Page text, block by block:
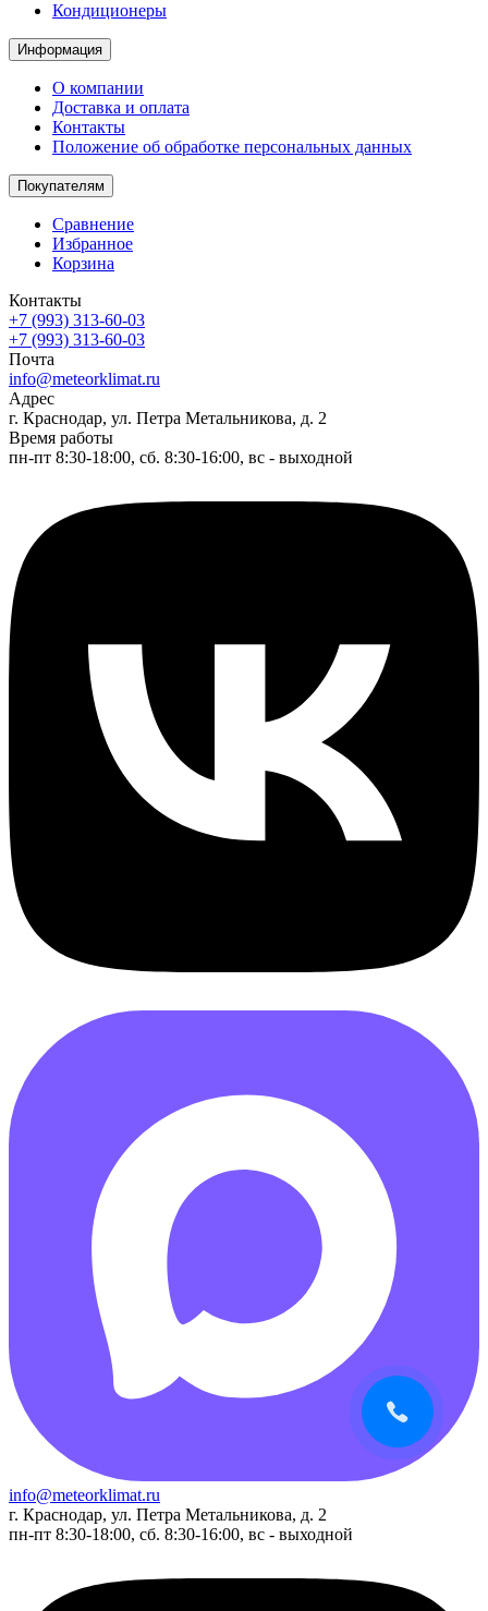
Кондиционеры
Информация
О компании
Доставка и оплата
Контакты
Положение об обработке персональных данных
Покупателям
Сравнение
Избранное
Корзина
Контакты
+7 (993) 313-60-03
+7 (993) 313-60-03
Почта
info@meteorklimat.ru
Адрес
г. Краснодар, ул. Петра Метальникова, д. 2
Время работы
пн-пт 8:30-18:00, сб. 8:30-16:00, вс - выходной
info@meteorklimat.ru
г. Краснодар, ул. Петра Метальникова, д. 2
пн-пт 8:30-18:00, сб. 8:30-16:00, вс - выходной